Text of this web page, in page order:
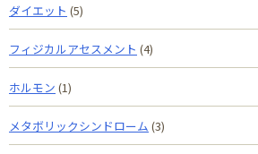
ダイエット (5)
フィジカルアセスメント (4)
ホルモン (1)
メタボリックシンドローム (3)